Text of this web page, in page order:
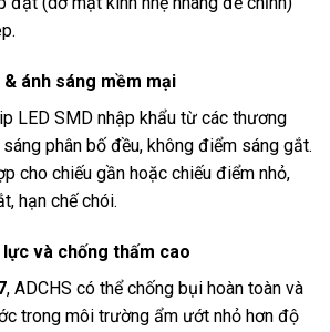
& ánh sáng mềm mại
LED SMD nhập khẩu từ các thương
sáng phân bố đều, không điểm sáng gắt.
cho chiếu gần hoặc chiếu điểm nhỏ,
hạn chế chói.
lực và chống thấm cao
, ADCHS có thể chống bụi hoàn toàn và
trong môi trường ẩm ướt nhỏ hơn độ